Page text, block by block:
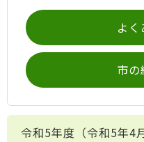
よ
市の
令和5年度（令和5年4